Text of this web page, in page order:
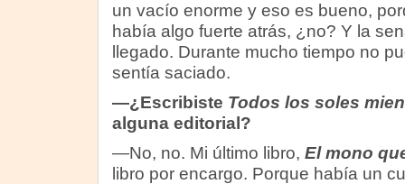
un vacío enorme y eso es bueno,
había algo fuerte atrás, ¿no? Y la
llegado. Durante mucho tiempo no
sentía saciado.
—¿Escribiste Todos los soles
alguna editorial?
—No, no. Mi último libro, El mono
libro por encargo. Porque había un